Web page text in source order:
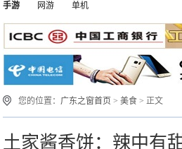
手游
网游 单机
您的位置： 广东之窗首页 >美食 > 正文
土家酱香饼：辣中有